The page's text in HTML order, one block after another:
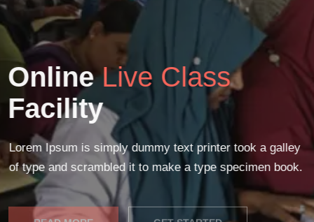
OnlineLive Class
Facility
Lorem Ipsum is simply dummy text printer took a galley
of type and scrambled it to make a type specimen book.
READ MORE GET STARTED